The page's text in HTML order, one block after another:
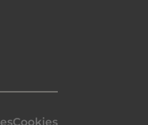
Cookies